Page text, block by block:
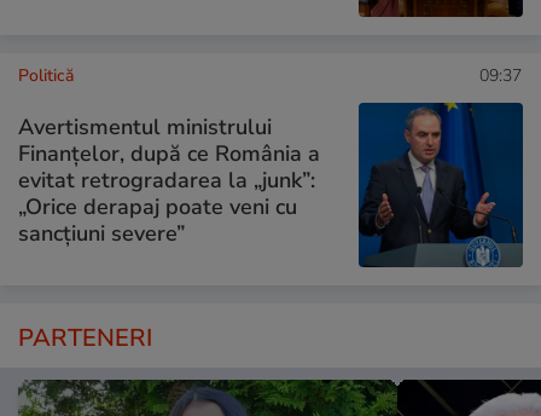
Politică 09:37
Avertismentul ministrului
Finanțelor, după ce România a
evitat retrogradarea la „junk”:
„Orice derapaj poate veni cu
sancțiuni severe”
PARTENERI